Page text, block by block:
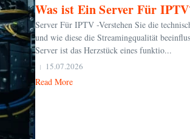
Was ist Ein Server Für
Server Für IPTV -Verstehen Sie die
und wie diese die Streamingqualität
Server ist das Herzstück eines funktio...
15.07.2026
Read More